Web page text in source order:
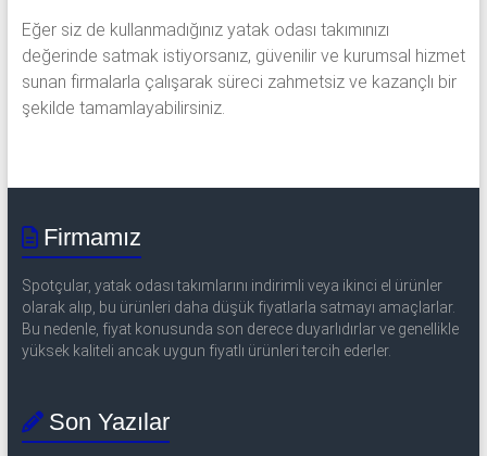
Eğer siz de kullanmadığınız yatak odası takımınızı
değerinde satmak istiyorsanız, güvenilir ve kurumsal hizmet
sunan firmalarla çalışarak süreci zahmetsiz ve kazançlı bir
şekilde tamamlayabilirsiniz.
Firmamız
Spotçular, yatak odası takımlarını indirimli veya ikinci el ürünler
olarak alıp, bu ürünleri daha düşük fiyatlarla satmayı amaçlarlar.
Bu nedenle, fiyat konusunda son derece duyarlıdırlar ve genellikle
yüksek kaliteli ancak uygun fiyatlı ürünleri tercih ederler.
Son Yazılar